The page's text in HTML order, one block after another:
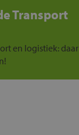
Transport
en logistiek: daar